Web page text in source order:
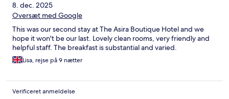
8. dec. 2025
Oversæt med Google
This was our second stay at The Asira Boutique Hotel and we
hope it won't be our last. Lovely clean rooms, very friendly and
helpful staff. The breakfast is substantial and varied.
Lisa, rejse på 9 nætter
Verificeret anmeldelse